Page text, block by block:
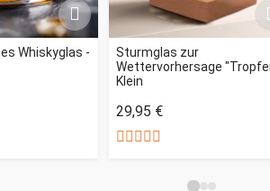
Whiskyglas -
Sturmglas zur
Wettervorhersage
Klein
29,95 €